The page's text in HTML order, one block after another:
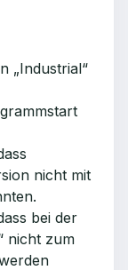
„Industrial“
nicht mit
bei der
nicht zum